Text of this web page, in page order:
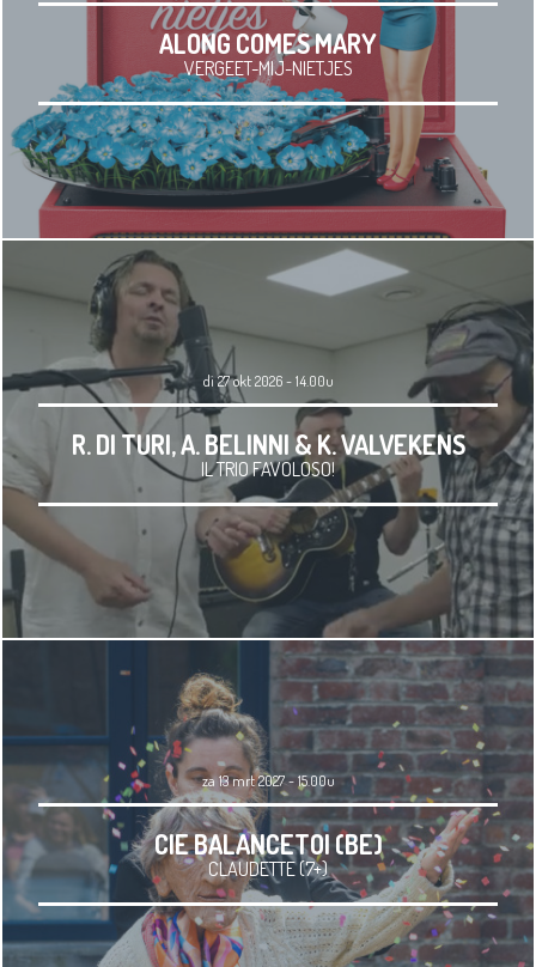
ALONG COMES MARY
VERGEET-MIJ-NIETJES
di 27 okt 2026 - 14.00u
R. DI TURI, A. BELINNI & K. VALVEKENS
IL TRIO FAVOLOSO!
za 13 mrt 2027 - 15.00u
CIE BALANCETOI (BE)
CLAUDETTE (7+)